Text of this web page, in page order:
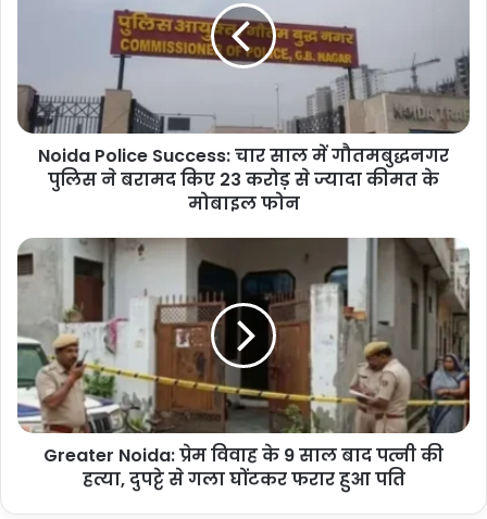
गौतमबुद्धनगर
पुलिस
ने
बरामद
से
ज्यादा
मोबाइल
फोन
Noida Police Success: चार साल में गौतमबुद्धनगर
पुलिस ने बरामद किए 23 करोड़ से ज्यादा कीमत के
मोबाइल फोन
Greater
Noida:
के
साल
बाद
पत्नी
Greater Noida: प्रेम विवाह के 9 साल बाद पत्नी की
हत्या, दुपट्टे से गला घोंटकर फरार हुआ पति